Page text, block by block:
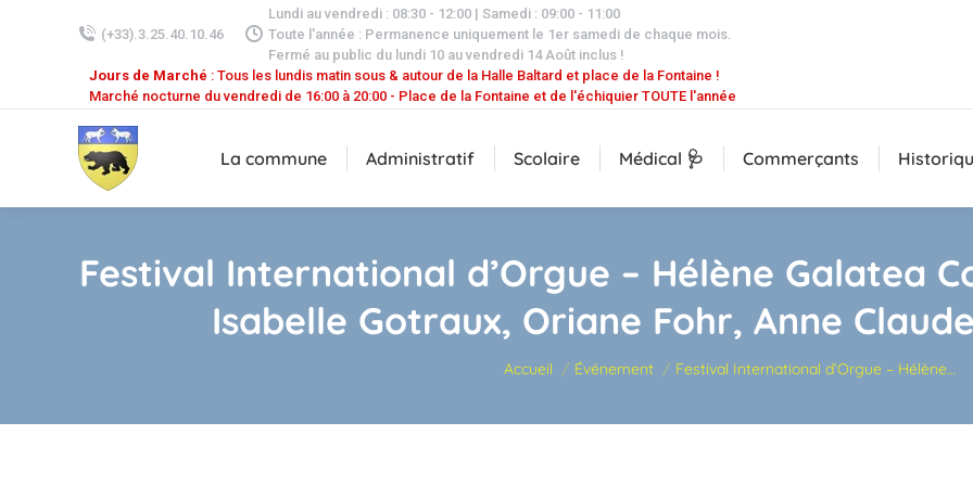
(+33).3.25.40.10.46
Lundi au vendredi : 08:30 - 12:00 | Samedi : 09:00 - 11:00
Toute l'année : Permanence uniquement le 1er samedi de chaque mois.
Fermé au public du lundi 10 au vendredi 14 Août inclus !
Jours de Marché : Tous les lundis matin sous & autour de la Halle Baltard et place de la Fontaine !
Marché nocturne du vendredi de 16:00 à 20:00 - Place de la Fontaine et de l'échiquier TOUTE l'année
La commune Administratif Scolaire Médical 🩺 Commerçants
Festival International d’Orgue – Hélène Galatea
Isabelle Gotraux, Oriane Fohr, Anne
Vous êtes ici :
Accueil Événement Festival International d’Orgue – Hélène…